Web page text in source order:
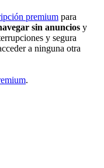
premium para
sin anuncios y
y segura
a ninguna otra
.